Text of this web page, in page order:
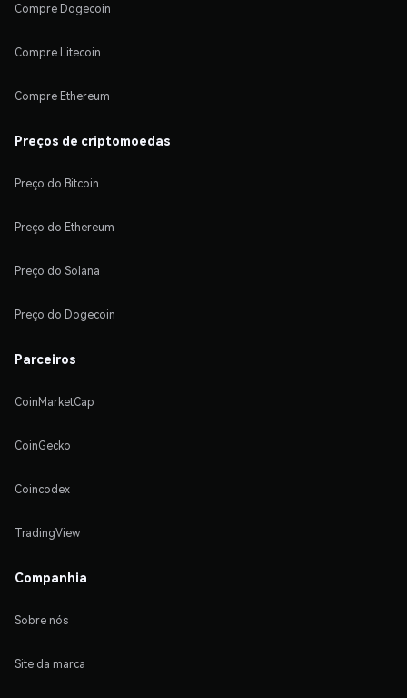
Compre Dogecoin
Compre Litecoin
Compre Ethereum
Preços de criptomoedas
Preço do Bitcoin
Preço do Ethereum
Preço do Solana
Preço do Dogecoin
Parceiros
CoinMarketCap
CoinGecko
Coincodex
TradingView
Companhia
Sobre nós
Site da marca